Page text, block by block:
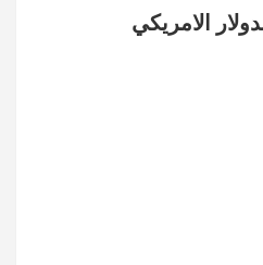
الامريكي